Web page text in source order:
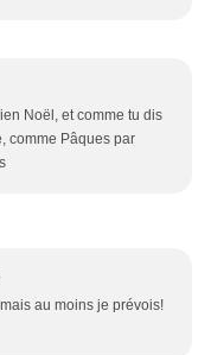
Noël, et comme tu dis
comme Pâques par
au moins je prévois!